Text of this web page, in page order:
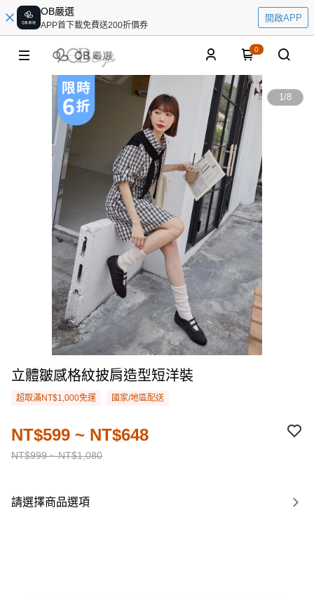
OB嚴選
APP首下載免費送200折價券
開啟APP
0
1/8
立體皺感格紋披肩造型短洋裝
超取滿NT$1,000免運 國家/地區配送
NT$999 ~ NT$1,080
NT$599 ~ NT$648
請選擇商品選項